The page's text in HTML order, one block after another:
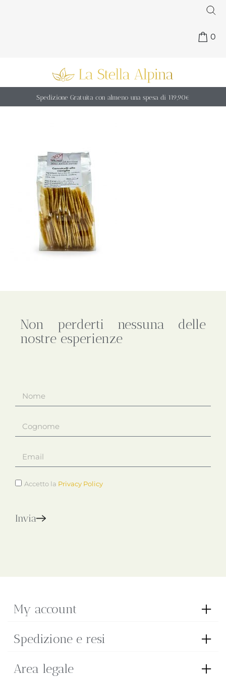
0
Spedizione Gratuita con almeno una spesa di 119,90€
Non perderti nessuna delle
nostre esperienze
Accetto la Privacy Policy
Invia
My account
Spedizione e resi
Area legale